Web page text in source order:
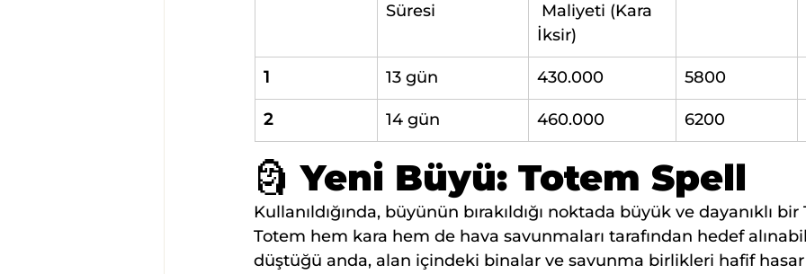
Süresi
Maliyeti (Kara
İksir)
1 13 gün 430.000 5800
2 14 gün 460.000 6200
🗿 Yeni Büyü: Totem Spell
Kullanıldığında, büyünün bırakıldığı noktada büyük ve dayanıklı
Totem hem kara hem de hava savunmaları tarafından hedef
düştüğü anda, alan içindeki binalar ve savunma birlikleri hafif hasar